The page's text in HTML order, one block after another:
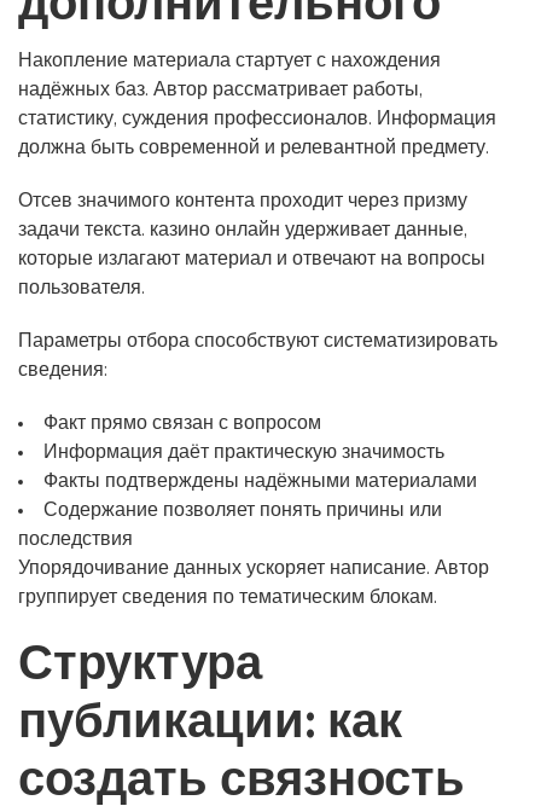
Накопление материала стартует с нахождения
надёжных баз. Автор рассматривает работы,
статистику, суждения профессионалов. Информация
должна быть современной и релевантной предмету.
Отсев значимого контента проходит через призму
задачи текста. казино онлайн удерживает данные,
которые излагают материал и отвечают на вопросы
пользователя.
Параметры отбора способствуют систематизировать
сведения:
Факт прямо связан с вопросом
Информация даёт практическую значимость
Факты подтверждены надёжными материалами
Содержание позволяет понять причины или
последствия
Упорядочивание данных ускоряет написание. Автор
группирует сведения по тематическим блокам.
Структура
публикации: как
создать связность